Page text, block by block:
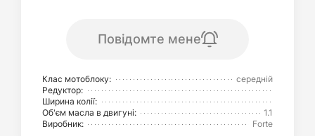
Повідомте мене
Клас мотоблоку:
середній
Редуктор:
Ширина колії:
Об'єм масла в двигуні:
1.1
Виробник:
Forte